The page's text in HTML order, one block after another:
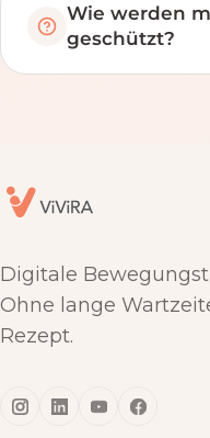
Wie werden
geschützt?
Digitale
Ohne lange
Rezept.